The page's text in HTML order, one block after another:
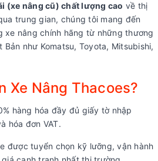
(xe nâng cũ) chất lượng cao về thị
trung gian, chúng tôi mang đến
xe nâng chính hãng từ những thương
như Komatsu, Toyota, Mitsubishi,
Xe Nâng Thacoes?
hàng hóa đầy đủ giấy tờ nhập
hóa đơn VAT.
được tuyển chọn kỹ lưỡng, vận hành